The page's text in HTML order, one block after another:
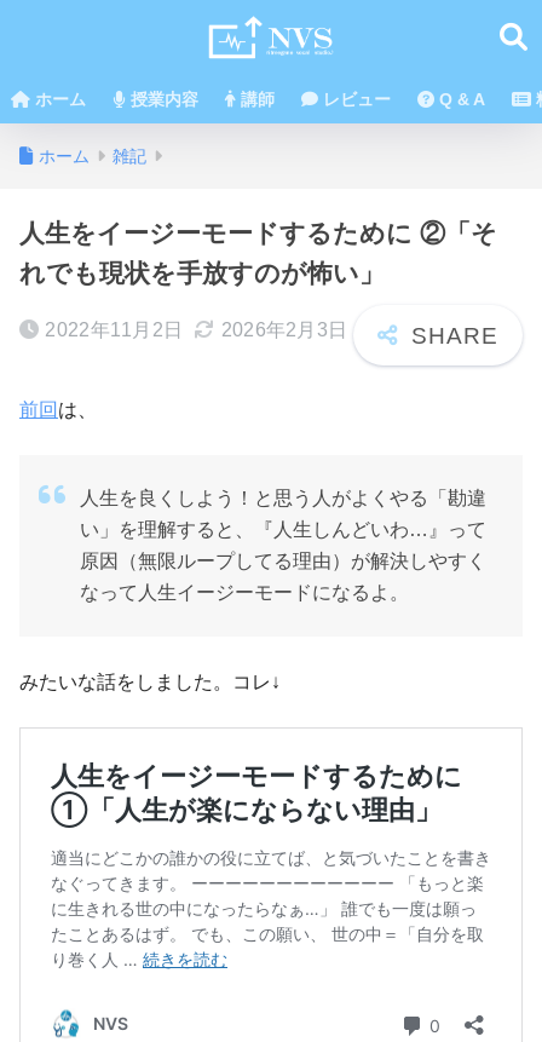
ホーム 授業内容 講師 レビュー Q & A
ホーム 雑記
人生をイージーモードするために ②「そ
れでも現状を手放すのが怖い」
2022年11月2日 2026年2月3日
前回 は、
人生を良くしよう！と思う人がよくやる「勘違
い」を理解すると、『人生しんどいわ…』って
原因（無限ループしてる理由）が解決しやすく
なって人生イージーモードになるよ。
みたいな話をしました。コレ↓